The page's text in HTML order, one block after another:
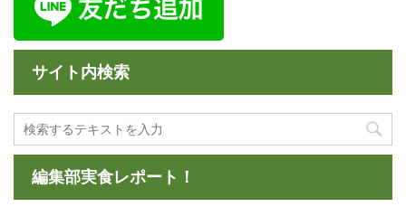
サイト内検索
編集部実食レポート！